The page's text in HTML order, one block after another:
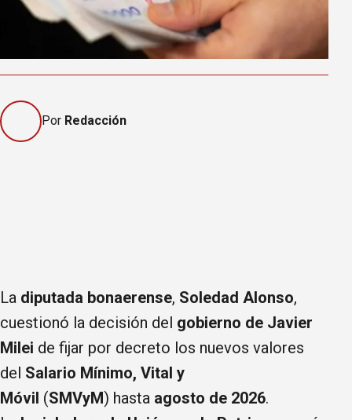
Por Redacción
La diputada bonaerense, Soledad Alonso,
cuestionó la decisión del gobierno de Javier
Milei de fijar por decreto los nuevos valores
del Salario Mínimo, Vital y
Móvil (SMVyM) hasta agosto de 2026.